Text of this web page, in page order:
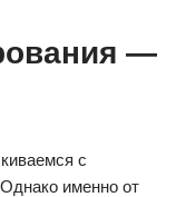
—
с
именно от